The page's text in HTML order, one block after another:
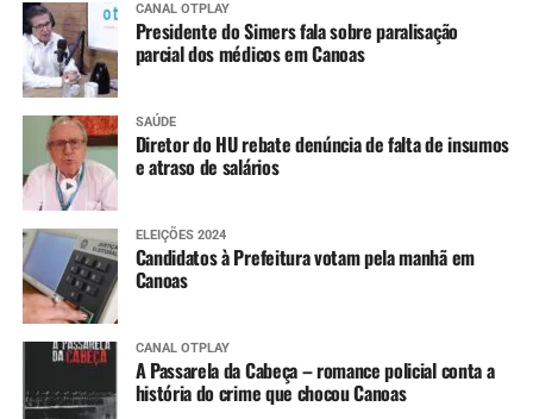
CANAL OTPLAY
Presidente do Simers fala sobre paralisação
parcial dos médicos em Canoas
SAÚDE
Diretor do HU rebate denúncia de falta de insumos
e atraso de salários
ELEIÇÕES 2024
Candidatos à Prefeitura votam pela manhã em
Canoas
CANAL OTPLAY
A Passarela da Cabeça – romance policial conta a
história do crime que chocou Canoas